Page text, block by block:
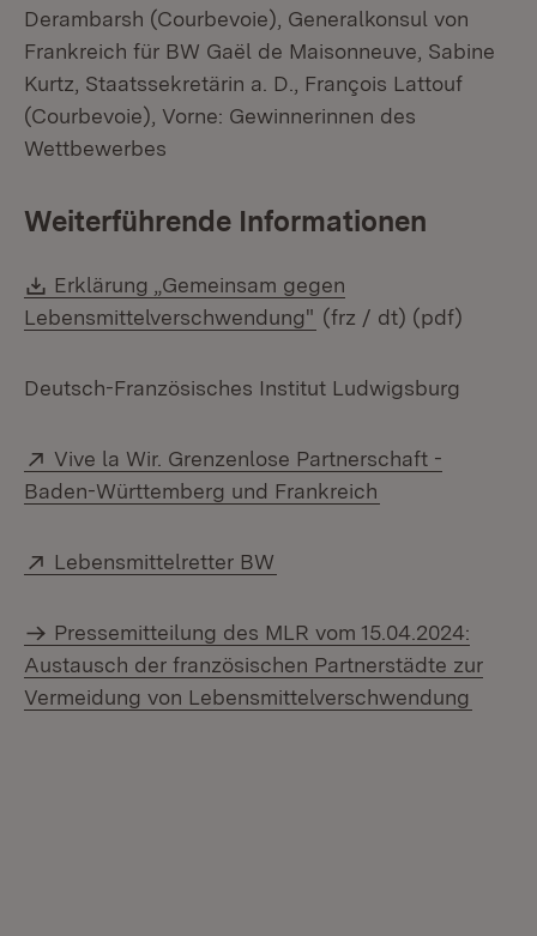
Derambarsh (Courbevoie), Generalkonsul von
Frankreich für BW Gaël de Maisonneuve, Sabine
Kurtz, Staatssekretärin a. D., François Lattouf
(Courbevoie), Vorne: Gewinnerinnen des
Wettbewerbes
Weiterführende Informationen
Download:
Erklärung „Gemeinsam gegen
Lebensmittelverschwendung" (Öffnet in neuem
(frz / dt) (pdf)
Deutsch-Französisches Institut Ludwigsburg
Extern:
Vive la Wir. Grenzenlose Partnerschaft -
Baden-Württemberg und Frankreich
Extern:
Lebensmittelretter BW
Pressemitteilung des MLR vom 15.04.2024:
Austausch der französischen Partnerstädte zur
Vermeidung von Lebensmittelverschwendung